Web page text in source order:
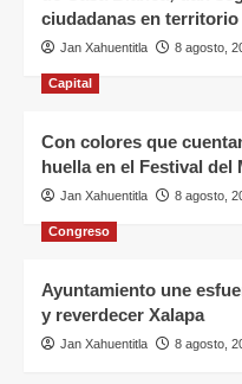
ciudadanas en territorio
Jan Xahuentitla 8 agosto,
Capital
Con colores que
huella en el Festival del
Jan Xahuentitla 8 agosto,
Congreso
Ayuntamiento une
y reverdecer Xalapa
Jan Xahuentitla 8 agosto,